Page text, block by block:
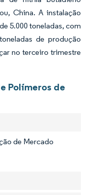
China. A instalação
5.000 toneladas, com
de produção
no terceiro trimestre
Polímeros de
de Mercado